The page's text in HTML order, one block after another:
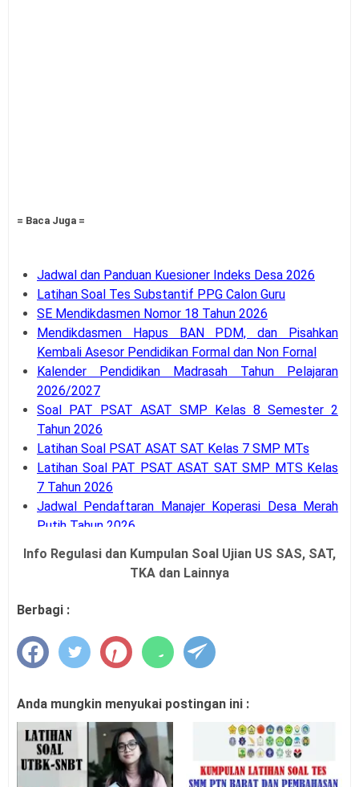
= Baca Juga =
Jadwal dan Panduan Kuesioner Indeks Desa 2026
Latihan Soal Tes Substantif PPG Calon Guru
SE Mendikdasmen Nomor 18 Tahun 2026
Mendikdasmen Hapus BAN PDM, dan Pisahkan
Kembali Asesor Pendidikan Formal dan Non Fornal
Kalender Pendidikan Madrasah Tahun Pelajaran
2026/2027
Soal PAT PSAT ASAT SMP Kelas 8 Semester 2
Tahun 2026
Latihan Soal PSAT ASAT SAT Kelas 7 SMP MTs
Latihan Soal PAT PSAT ASAT SAT SMP MTS Kelas
7 Tahun 2026
Jadwal Pendaftaran Manajer Koperasi Desa Merah
Putih Tahun 2026
Jadwal Pendaftaran Penjaringan Calon Peserta PPG
Guru Tertentu 2026
SE Menpan RB Nomor 3 Tahun 2026 Tentang WFH
ASN Sehari dalam Seminggu
Kepmendikdasmen Nomor 61 Tahun 2026
Juknis (Panduan) O2SN SMA SMK Tahun 2026
Juknis (Panduan) O2SN SMP Tahun 2026
KKA Tahun 2026
Juknis (Panduan) Bina Talenta Indonesia Tahun 2026
Informasi Mudik Lebaran 2026
Juknis Penerimaan Murid Baru (PMB) Madrasah
2026/2027
Info Regulasi dan Kumpulan Soal Ujian US SAS, SAT,
TKA dan Lainnya
Berbagi :
Anda mungkin menyukai postingan ini :